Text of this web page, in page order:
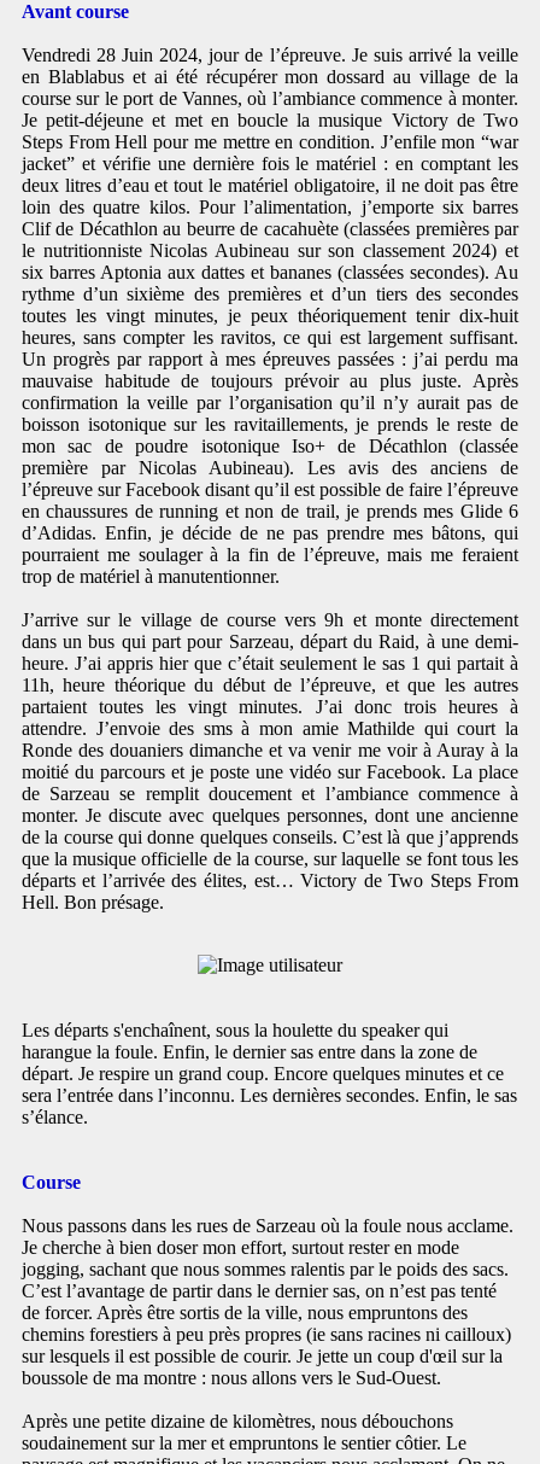
Avant course
Vendredi 28 Juin 2024, jour de l’épreuve. Je suis arrivé la veille
en Blablabus et ai été récupérer mon dossard au village de la
course sur le port de Vannes, où l’ambiance commence à monter.
Je petit-déjeune et met en boucle la musique Victory de Two
Steps From Hell pour me mettre en condition. J’enfile mon “war
jacket” et vérifie une dernière fois le matériel : en comptant les
deux litres d’eau et tout le matériel obligatoire, il ne doit pas être
loin des quatre kilos. Pour l’alimentation, j’emporte six barres
Clif de Décathlon au beurre de cacahuète (classées premières par
le nutritionniste Nicolas Aubineau sur son classement 2024) et
six barres Aptonia aux dattes et bananes (classées secondes). Au
rythme d’un sixième des premières et d’un tiers des secondes
toutes les vingt minutes, je peux théoriquement tenir dix-huit
heures, sans compter les ravitos, ce qui est largement suffisant.
Un progrès par rapport à mes épreuves passées : j’ai perdu ma
mauvaise habitude de toujours prévoir au plus juste. Après
confirmation la veille par l’organisation qu’il n’y aurait pas de
boisson isotonique sur les ravitaillements, je prends le reste de
mon sac de poudre isotonique Iso+ de Décathlon (classée
première par Nicolas Aubineau). Les avis des anciens de
l’épreuve sur Facebook disant qu’il est possible de faire l’épreuve
en chaussures de running et non de trail, je prends mes Glide 6
d’Adidas. Enfin, je décide de ne pas prendre mes bâtons, qui
pourraient me soulager à la fin de l’épreuve, mais me feraient
trop de matériel à manutentionner.
J’arrive sur le village de course vers 9h et monte directement
dans un bus qui part pour Sarzeau, départ du Raid, à une demi-
heure. J’ai appris hier que c’était seulement le sas 1 qui partait à
11h, heure théorique du début de l’épreuve, et que les autres
partaient toutes les vingt minutes. J’ai donc trois heures à
attendre. J’envoie des sms à mon amie Mathilde qui court la
Ronde des douaniers dimanche et va venir me voir à Auray à la
moitié du parcours et je poste une vidéo sur Facebook. La place
de Sarzeau se remplit doucement et l’ambiance commence à
monter. Je discute avec quelques personnes, dont une ancienne
de la course qui donne quelques conseils. C’est là que j’apprends
que la musique officielle de la course, sur laquelle se font tous les
départs et l’arrivée des élites, est… Victory de Two Steps From
Hell. Bon présage.
Les départs s'enchaînent, sous la houlette du speaker qui
harangue la foule. Enfin, le dernier sas entre dans la zone de
départ. Je respire un grand coup. Encore quelques minutes et ce
sera l’entrée dans l’inconnu. Les dernières secondes. Enfin, le sas
s’élance.
Course
Nous passons dans les rues de Sarzeau où la foule nous acclame.
Je cherche à bien doser mon effort, surtout rester en mode
jogging, sachant que nous sommes ralentis par le poids des sacs.
C’est l’avantage de partir dans le dernier sas, on n’est pas tenté
de forcer. Après être sortis de la ville, nous empruntons des
chemins forestiers à peu près propres (ie sans racines ni cailloux)
sur lesquels il est possible de courir. Je jette un coup d'œil sur la
boussole de ma montre : nous allons vers le Sud-Ouest.
Après une petite dizaine de kilomètres, nous débouchons
soudainement sur la mer et empruntons le sentier côtier. Le